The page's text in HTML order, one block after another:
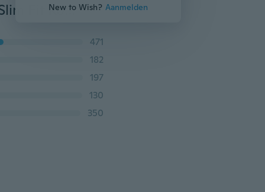
New to Wish? Aanmelden
Herenkleding Blazer Heren One Button Heren Blazer Slim Fit Kostuum Homme Jasje Mannelijke Blazer
471
182
197
130
350